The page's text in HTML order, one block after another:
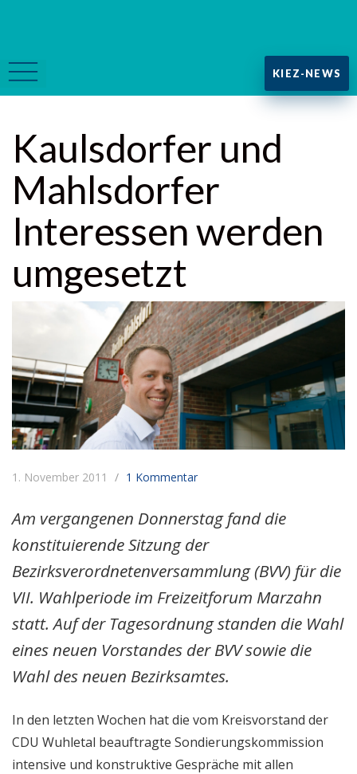
KIEZ-NEWS
Kaulsdorfer und
Mahlsdorfer
Interessen werden
umgesetzt
1. November 2011 1 Kommentar
Am vergangenen Donnerstag fand die
konstituierende Sitzung der
Bezirksverordnetenversammlung (BVV) für die
VII. Wahlperiode im Freizeitforum Marzahn
statt. Auf der Tagesordnung standen die Wahl
eines neuen Vorstandes der BVV sowie die
Wahl des neuen Bezirksamtes.
In den letzten Wochen hat die vom Kreisvorstand der
CDU Wuhletal beauftragte Sondierungskommission
intensive und konstruktive Gespräche mit allen